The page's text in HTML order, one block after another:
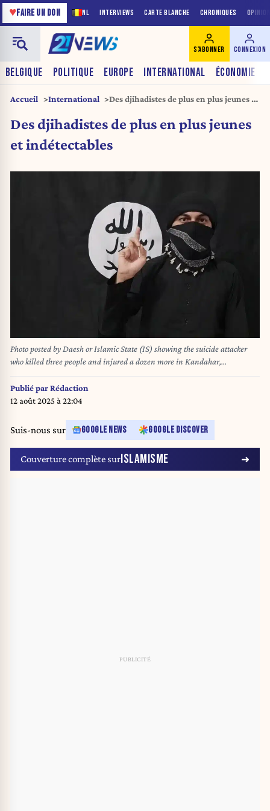
NL INTERVIEWS CARTE BLANCHE CHRONIQUES
♥FAIRE UN DON
BELGIQUE POLITIQUE EUROPE INTERNATIONAL ÉCONOMIE
S'ABONNER CONNEXION
Accueil International
Des djihadistes de plus en plus jeunes et
Des djihadistes de plus en plus jeunes
et indétectables
Photo posted by Daesh or Islamic State (IS) showing the suicide attacker
who killed three people and injured a dozen more in Kandahar,
Afghanistan, on March 21, 2024. Photo by Balkis
Press/ABACAPRESS.COM
Publié parRédaction
12 août 2025 à 22:04
Suis-nous sur GOOGLE NEWS GOOGLE DISCOVER
Couverture complète surISLAMISME